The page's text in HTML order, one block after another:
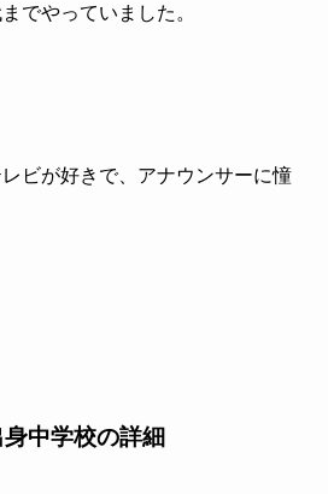
でやっていました。
ビが好きで、アナウンサーに憧
中学校の詳細